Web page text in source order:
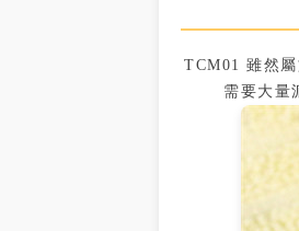
TCM01 雖然
需要大量